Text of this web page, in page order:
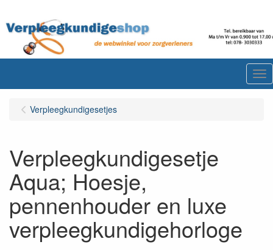
Verpleegkundigesetjes
Verpleegkundigesetje
Aqua; Hoesje,
pennenhouder en luxe
verpleegkundigehorloge